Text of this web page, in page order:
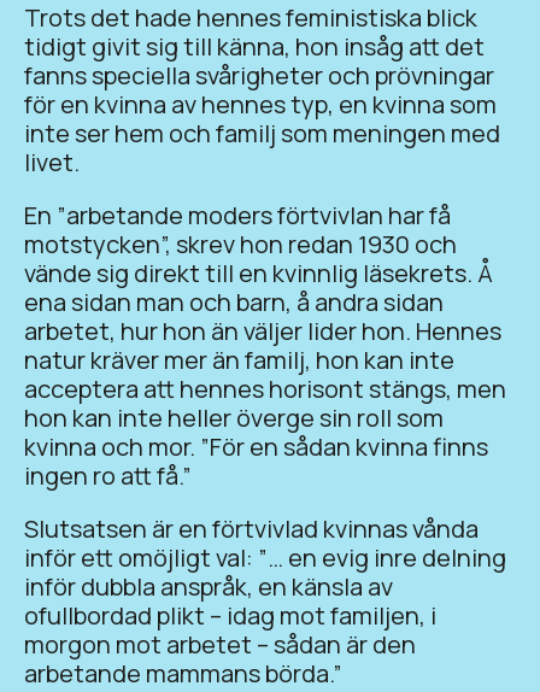
Trots det hade hennes feministiska blick
tidigt givit sig till känna, hon insåg att det
fanns speciella svårigheter och prövningar
för en kvinna av hennes typ, en kvinna som
inte ser hem och familj som meningen med
livet.
En ”arbetande moders förtvivlan har få
motstycken”, skrev hon redan 1930 och
vände sig direkt till en kvinnlig läsekrets. Å
ena sidan man och barn, å andra sidan
arbetet, hur hon än väljer lider hon. Hennes
natur kräver mer än familj, hon kan inte
acceptera att hennes horisont stängs, men
hon kan inte heller överge sin roll som
kvinna och mor. ”För en sådan kvinna finns
ingen ro att få.”
Slutsatsen är en förtvivlad kvinnas vånda
inför ett omöjligt val: ”… en evig inre delning
inför dubbla anspråk, en känsla av
ofullbordad plikt – idag mot familjen, i
morgon mot arbetet – sådan är den
arbetande mammans börda.”